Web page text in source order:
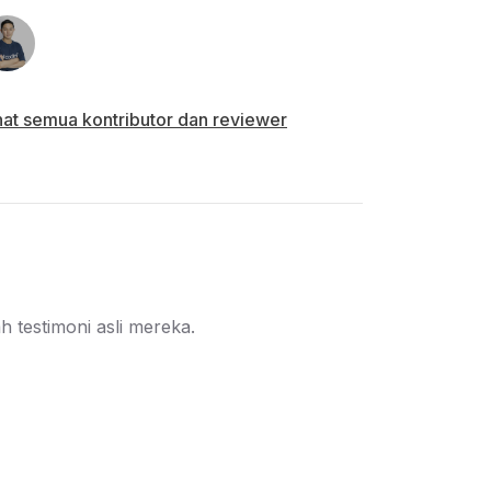
berisikan masalah yang mesti
Sertifikat kompetensi
semua kontributor dan reviewer
testimoni asli mereka.